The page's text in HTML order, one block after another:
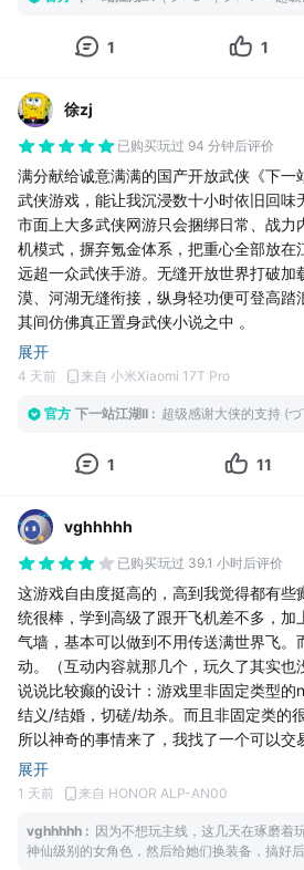
1 1
徐zj
已购买玩过 94 分钟后评价
满分献给诚意满满的国产开放武侠《下一
武侠游戏，能让我沉浸数十小时依旧回味
市面上大多武侠网游只会捆绑日常、战力
机模式，摒弃氪金体系，把重心全部放在
远超一众武侠手游。无缝开放世界打破加
漠、河湖无缝衔接，纵身轻功便可登高踏
其间仿佛真正置身武侠小说之中 。
自由度贯穿整个游戏，开局出身自由选择
将门之后各不相同，后续所有抉择完全交
学系统自由度堪称一绝，剑、刀、拳、暗
江湖之所以动人，在于人情与意外。随处
都能拥有不一样的江湖经历。NPC拥有独
商、夜晚归家休憩，会喜怒哀乐、恩怨往
非只会站着对话的工具人。
玩法兼顾热血与休闲，厌倦打斗可以钻研
商，隐居市井过上闲逸生活；想要闯荡武
争夺秘籍、结交各路侠客组建小队。昼夜
化，更是进一步拉高沉浸感。
游戏固然存在些许细节瑕疵，但瑕不掩瑜
贵的一点：给玩家一片自由的江湖，由你
机武侠、向往自由江湖的玩家，千万不要
展开
4 天前 来自 小米Xiaomi 17T Pro
官方 下一站江湖II : 超级感谢大侠的支持 (
1 11
vghhhhh
已购买玩过 39.1 小时后评价
这游戏自由度挺高的，高到我觉得都有些
统很棒，学到高级了跟开飞机差不多，加
气墙，基本可以做到不用传送满世界飞。
动。（互动内容就那几个，玩久了其实也
说说比较癫的设计：游戏里非固定类型
结义/结婚，切磋/劫杀。而且非固定类的
所以神奇的事情来了，我找了一个可以交
看了详细发现是陆地神仙级别，然后我就
婚，又把她招募到自己队伍里。
完的内容还会不久后刷新。而且切磋/劫
后面我就突发奇想，某个晚上带着一群招
展开
1 天前 来自 HONOR ALP-AN00
vghhhhh : 因为不想玩主线，这几天在琢磨着
神仙级别的女角色，然后给她们换装备，搞好